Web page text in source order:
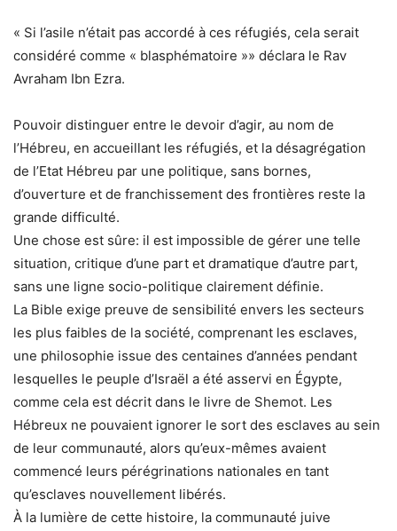
« Si l’asile n’était pas accordé à ces réfugiés, cela serait
considéré comme « blasphématoire »» déclara le Rav
Avraham Ibn Ezra.
Pouvoir distinguer entre le devoir d’agir, au nom de
l’Hébreu, en accueillant les réfugiés, et la désagrégation
de l’Etat Hébreu par une politique, sans bornes,
d’ouverture et de franchissement des frontières reste la
grande difficulté.
Une chose est sûre: il est impossible de gérer une telle
situation, critique d’une part et dramatique d’autre part,
sans une ligne socio-politique clairement définie.
La Bible exige preuve de sensibilité envers les secteurs
les plus faibles de la société, comprenant les esclaves,
une philosophie issue des centaines d’années pendant
lesquelles le peuple d’Israël a été asservi en Égypte,
comme cela est décrit dans le livre de Shemot. Les
Hébreux ne pouvaient ignorer le sort des esclaves au sein
de leur communauté, alors qu’eux-mêmes avaient
commencé leurs pérégrinations nationales en tant
qu’esclaves nouvellement libérés.
À la lumière de cette histoire, la communauté juive